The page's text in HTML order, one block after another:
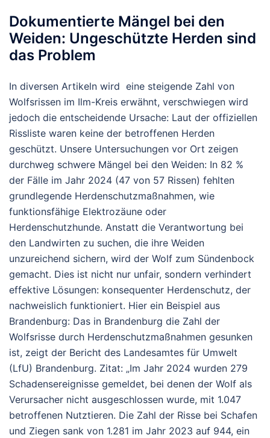
Dokumentierte Mängel bei den
Weiden: Ungeschützte Herden sind
das Problem
In diversen Artikeln wird eine steigende Zahl von
Wolfsrissen im Ilm-Kreis erwähnt, verschwiegen wird
jedoch die entscheidende Ursache: Laut der offiziellen
Rissliste waren keine der betroffenen Herden
geschützt. Unsere Untersuchungen vor Ort zeigen
durchweg schwere Mängel bei den Weiden: In 82 %
der Fälle im Jahr 2024 (47 von 57 Rissen) fehlten
grundlegende Herdenschutzmaßnahmen, wie
funktionsfähige Elektrozäune oder
Herdenschutzhunde. Anstatt die Verantwortung bei
den Landwirten zu suchen, die ihre Weiden
unzureichend sichern, wird der Wolf zum Sündenbock
gemacht. Dies ist nicht nur unfair, sondern verhindert
effektive Lösungen: konsequenter Herdenschutz, der
nachweislich funktioniert. Hier ein Beispiel aus
Brandenburg: Das in Brandenburg die Zahl der
Wolfsrisse durch Herdenschutzmaßnahmen gesunken
ist, zeigt der Bericht des Landesamtes für Umwelt
(LfU) Brandenburg. Zitat: „Im Jahr 2024 wurden 279
Schadensereignisse gemeldet, bei denen der Wolf als
Verursacher nicht ausgeschlossen wurde, mit 1.047
betroffenen Nutztieren. Die Zahl der Risse bei Schafen
und Ziegen sank von 1.281 im Jahr 2023 auf 944, ein